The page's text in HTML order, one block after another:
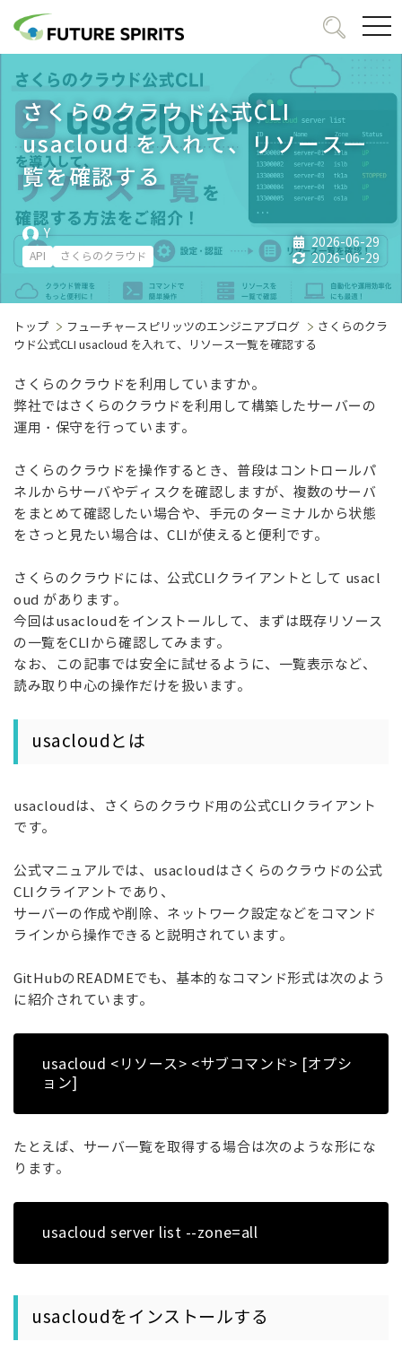
さくらのクラウド公式CLI
usacloud を入れて、リソース一
覧を確認する
Y
API さくらのクラウド
2026-06-29
2026-06-29
トップ フューチャースピリッツのエンジニアブログ
さくらのクラ
ウド公式CLI usacloud を入れて、リソース一覧を確認する
さくらのクラウドを利用していますか。
弊社ではさくらのクラウドを利用して構築したサーバーの
運用・保守を行っています。
さくらのクラウドを操作するとき、普段はコントロールパ
ネルからサーバやディスクを確認しますが、複数のサーバ
をまとめて確認したい場合や、手元のターミナルから状態
をさっと見たい場合は、CLIが使えると便利です。
さくらのクラウドには、公式CLIクライアントとして usacl
oud があります。
今回はusacloudをインストールして、まずは既存リソース
の一覧をCLIから確認してみます。
なお、この記事では安全に試せるように、一覧表示など、
読み取り中心の操作だけを扱います。
usacloudとは
usacloudは、さくらのクラウド用の公式CLIクライアント
です。
公式マニュアルでは、usacloudはさくらのクラウドの公式
CLIクライアントであり、
サーバーの作成や削除、ネットワーク設定などをコマンド
ラインから操作できると説明されています。
GitHubのREADMEでも、基本的なコマンド形式は次のよう
に紹介されています。
usacloud <リソース> <サブコマンド> [オプシ
ョン]
たとえば、サーバ一覧を取得する場合は次のような形にな
ります。
usacloud server list --zone=all
usacloudをインストールする